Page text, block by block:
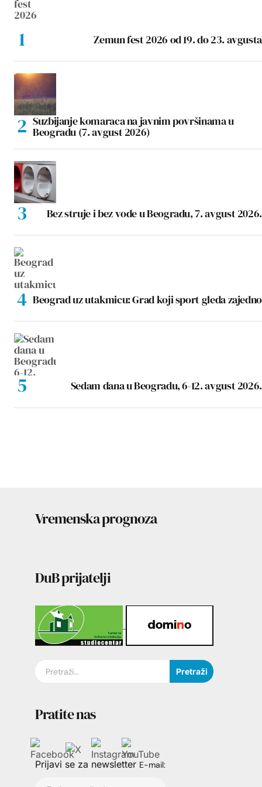
Zemun fest 2026 od 19. do 23. avgusta
Suzbijanje komaraca na javnim površinama u
Beogradu (7. avgust 2026)
Bez struje i bez vode u Beogradu, 7. avgust 2026.
Beograd uz utakmicu: Grad koji sport gleda zajedno
Sedam dana u Beogradu, 6-12. avgust 2026.
Vremenska prognoza
DuB prijatelji
Pretraži
Pratite nas
Prijavi se za newsletter E-mail: